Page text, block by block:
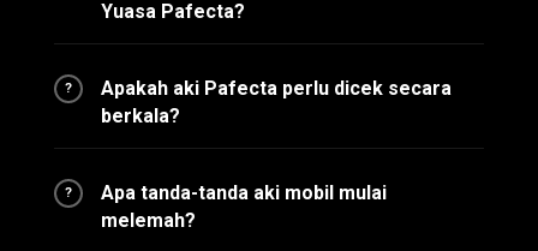
Yuasa Pafecta?
?
Apakah aki Pafecta perlu dicek secara
berkala?
?
Apa tanda-tanda aki mobil mulai
melemah?